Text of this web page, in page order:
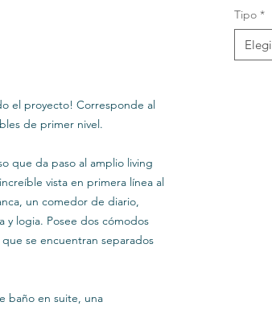
el proyecto! Corresponde al
de primer nivel.
que da paso al amplio living
vista en primera línea al
un comedor de diario,
y logia. Posee dos cómodos
se encuentran separados
baño en suite, una
Tipo *